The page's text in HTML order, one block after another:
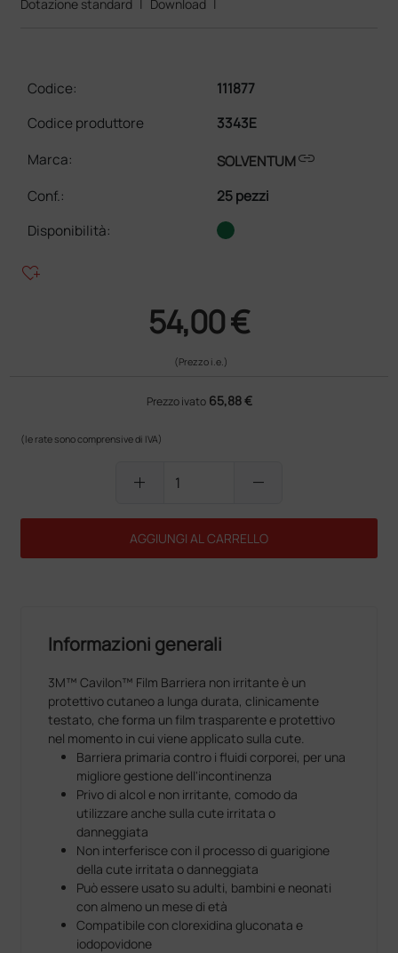
Dotazione standard | Download |
Codice:
111877
Codice produttore
3343E
Marca:
SOLVENTUMlink
Conf.:
25 pezzi
Disponibilità:
heart_plus
54,00 €
(Prezzo i.e.)
Prezzo ivato 65,88 €
(le rate sono comprensive di IVA)
add remove
AGGIUNGI AL CARRELLO
Informazioni generali
3M™ Cavilon™ Film Barriera non irritante è un
protettivo cutaneo a lunga durata, clinicamente
testato, che forma un film trasparente e protettivo
nel momento in cui viene applicato sulla cute.
Barriera primaria contro i fluidi corporei, per una
migliore gestione dell'incontinenza
Privo di alcol e non irritante, comodo da
utilizzare anche sulla cute irritata o
danneggiata
Non interferisce con il processo di guarigione
della cute irritata o danneggiata
Può essere usato su adulti, bambini e neonati
con almeno un mese di età
Compatibile con clorexidina gluconata e
iodopovidone